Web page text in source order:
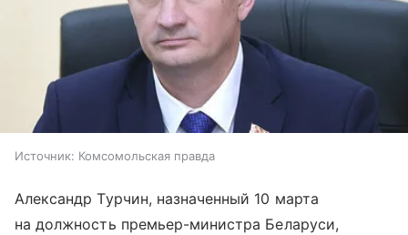
Источник: Комсомольская правда
Александр Турчин, назначенный 10 марта
на должность премьер-министра Беларуси,